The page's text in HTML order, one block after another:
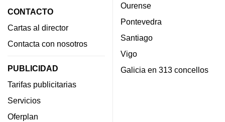
CONTACTO
Cartas al director
Contacta con nosotros
PUBLICIDAD
Tarifas publicitarias
Servicios
Oferplan
Ourense
Pontevedra
Santiago
Vigo
Galicia en 313 concellos